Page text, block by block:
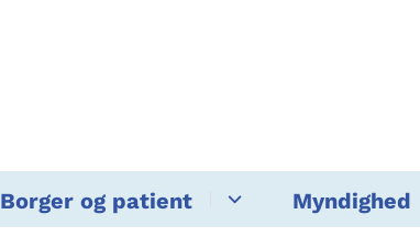
Borger og patient Myndighed